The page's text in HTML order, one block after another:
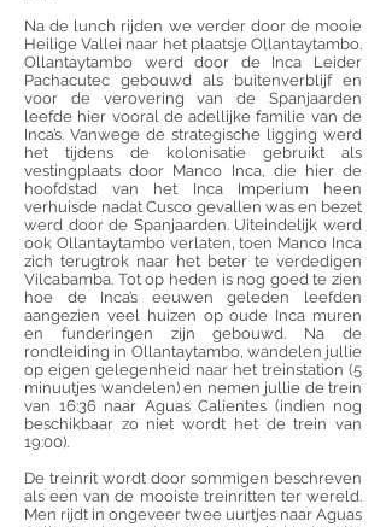
Na de lunch rijden we verder door de mooie
Heilige Vallei naar het plaatsje Ollantaytambo.
Ollantaytambo werd door de Inca Leider
Pachacutec gebouwd als buitenverblijf en
voor de verovering van de Spanjaarden
leefde hier vooral de adellijke familie van de
Inca’s. Vanwege de strategische ligging werd
het tijdens de kolonisatie gebruikt als
vestingplaats door Manco Inca, die hier de
hoofdstad van het Inca Imperium heen
verhuisde nadat Cusco gevallen was en bezet
werd door de Spanjaarden. Uiteindelijk werd
ook Ollantaytambo verlaten, toen Manco Inca
zich terugtrok naar het beter te verdedigen
Vilcabamba. Tot op heden is nog goed te zien
hoe de Inca’s eeuwen geleden leefden
aangezien veel huizen op oude Inca muren
en funderingen zijn gebouwd. Na de
rondleiding in Ollantaytambo, wandelen jullie
op eigen gelegenheid naar het treinstation (5
minuutjes wandelen) en nemen jullie de trein
van 16:36 naar Aguas Calientes (indien nog
beschikbaar zo niet wordt het de trein van
19:00).
De treinrit wordt door sommigen beschreven
als een van de mooiste treinritten ter wereld.
Men rijdt in ongeveer twee uurtjes naar Aguas